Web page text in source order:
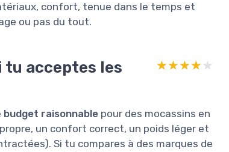
confort, tenue dans le temps et
ou pas du tout.
acceptes les
★★★★★
★★★★★
budget raisonnable pour des mocassins en
un confort correct, un poids léger et
Si tu compares à des marques de